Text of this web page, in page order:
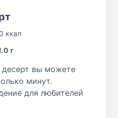
ккал
г
десерт вы можете
минут.
для любителей